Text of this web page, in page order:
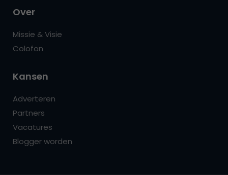
Over
Missie & Visie
Colofon
Kansen
Adverteren
Partners
Vacatures
Blogger worden